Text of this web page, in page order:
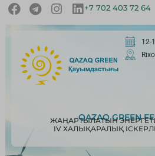
+7 702 403 72 64
12-
QAZAQ GREEN
ЖАҢАРТЫЛАТЫН
IV ХАЛЫҚАРАЛЫҚ